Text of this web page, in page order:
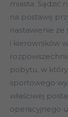
miasta. Sądzić
na postawę
nastawienie
i kierowników
pobytu, w
sportowego
właściwej
operacyjnego